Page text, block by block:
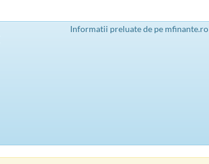
Informatii preluate de pe mfinante.ro